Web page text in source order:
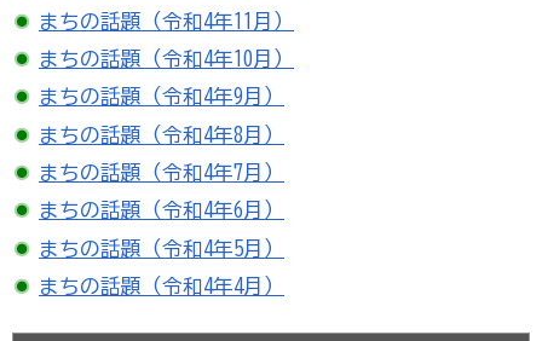
まちの話題（令和4年11月）
まちの話題（令和4年10月）
まちの話題（令和4年9月）
まちの話題（令和4年8月）
まちの話題（令和4年7月）
まちの話題（令和4年6月）
まちの話題（令和4年5月）
まちの話題（令和4年4月）